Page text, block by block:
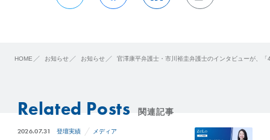
HOME お知らせ お知らせ 官澤康平弁護士・市川裕圭弁護士のインタビューが、
Related Posts 関連記事
2026.07.31 登壇実績 メディア